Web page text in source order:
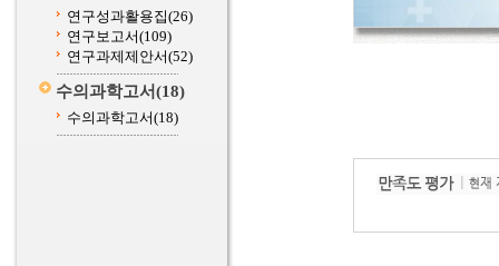
연구성과활용집(26)
연구보고서(109)
연구과제제안서(52)
수의과학고서(18)
수의과학고서(18)